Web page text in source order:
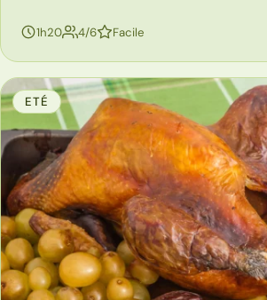
1h20 4/6personnes
Facile
ETÉ